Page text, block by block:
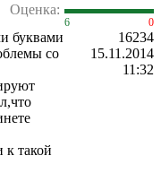
Оценка:
6 0
буквами
со
такой
16234
15.11.2014
11:32